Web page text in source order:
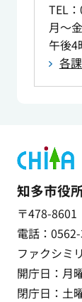
TEL
月～
午後4
各
知多市役
〒478-
電話：
ファクシミ
開庁日：月
閉庁日：土